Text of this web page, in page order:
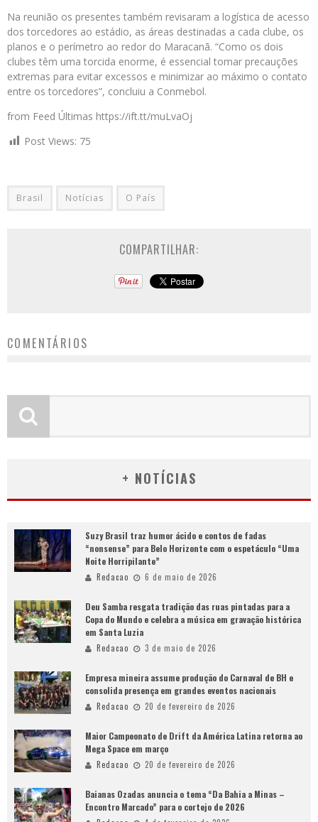
Na reunião os presentes também revisaram a logística de acesso
dos torcedores ao estádio, as áreas destinadas a cada clube, os
planos e o perímetro ao redor do Maracanã. “Como os dois
clubes têm uma torcida enorme, é essencial tomar precauções
extremas para evitar excessos e minimizar ao máximo o contato
entre os torcedores”, concluiu a Conmebol.
from Feed Últimas https://ift.tt/muLvaOj
Post Views: 75
Brasil Notícias O País
COMPARTILHAR:
COMENTÁRIOS
+ NOTÍCIAS
Suzy Brasil traz humor ácido e contos de fadas
“nonsense” para Belo Horizonte com o espetáculo “Uma
Noite Horripilante”
Redacao 6 de maio de 2026
Deu Samba resgata tradição das ruas pintadas para a
Copa do Mundo e celebra a música em gravação histórica
em Santa Luzia
Redacao 3 de maio de 2026
Empresa mineira assume produção do Carnaval de BH e
consolida presença em grandes eventos nacionais
Redacao 20 de fevereiro de 2026
Maior Campeonato de Drift da América Latina retorna ao
Mega Space em março
Redacao 20 de fevereiro de 2026
Baianas Ozadas anuncia o tema “Da Bahia a Minas –
Encontro Marcado” para o cortejo de 2026